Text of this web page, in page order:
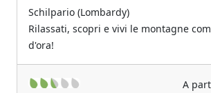
Schilpario (Lombardy)
Rilassati, scopri e vivi le montagne
d'ora!
A